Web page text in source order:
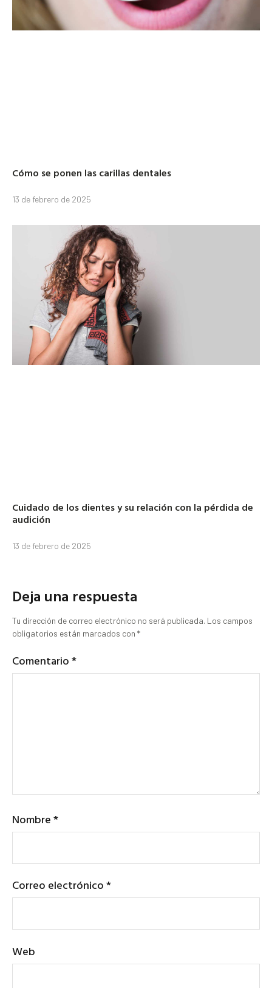
Cómo se ponen las carillas dentales
13 de febrero de 2025
Cuidado de los dientes y su relación con la pérdida de
audición
13 de febrero de 2025
Deja una respuesta
Tu dirección de correo electrónico no será publicada. Los campos
obligatorios están marcados con *
Comentario*
Nombre*
Correo electrónico*
Web